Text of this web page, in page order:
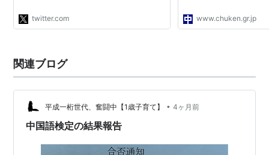
twitter.com www.chuken.gr.jp
関連ブログ
平成一桁世代、奮闘中【1歳子育て】 • 4ヶ月前
中国語検定の結果報告